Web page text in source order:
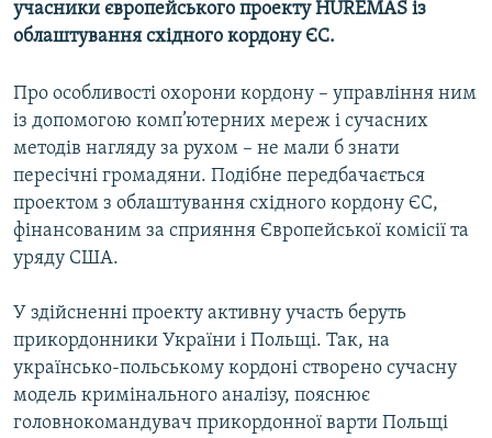
СПЕЦПРОЄКТИ
ПОДКАСТИ
КРИМ РЕАЛІЇ
РУС
УКР
КТАТ
ДОЛУЧАЙСЯ!
учасники європейського проекту HUREMAS із
облаштування східного кордону ЄС.
Про особливості охорони кордону – управління ним
із допомогою комп’ютерних мереж і сучасних
методів нагляду за рухом – не мали б знати
пересічні громадяни. Подібне передбачається
проектом з облаштування східного кордону ЄС,
фінансованим за сприяння Європейської комісії та
уряду США.
У здійсненні проекту активну участь беруть
прикордонники України і Польщі. Так, на
українсько-польському кордоні створено сучасну
модель кримінального аналізу, пояснює
головнокомандувач прикордонної варти Польщі